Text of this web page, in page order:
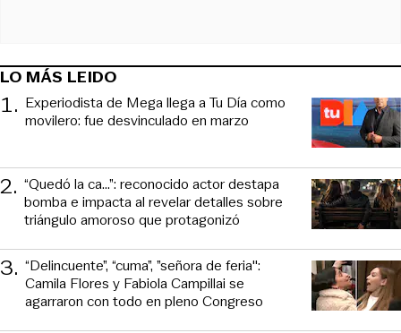
LO MÁS LEIDO
1. Experiodista de Mega llega a Tu Día como
movilero: fue desvinculado en marzo
2. “Quedó la ca...”: reconocido actor destapa
bomba e impacta al revelar detalles sobre
triángulo amoroso que protagonizó
3. “Delincuente”, “cuma”, ”señora de feria":
Camila Flores y Fabiola Campillai se
agarraron con todo en pleno Congreso